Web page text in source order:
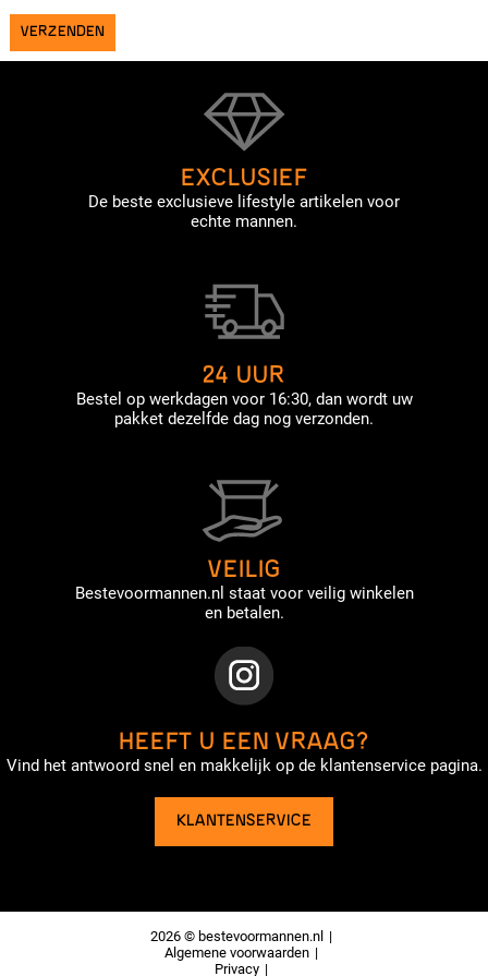
EXCLUSIEF
De beste exclusieve lifestyle artikelen voor
echte mannen.
24 UUR
Bestel op werkdagen voor 16:30, dan wordt uw
pakket dezelfde dag nog verzonden.
VEILIG
Bestevoormannen.nl staat voor veilig winkelen
en betalen.
HEEFT U EEN VRAAG?
Vind het antwoord snel en makkelijk op de klantenservice pagina.
KLANTENSERVICE
2026 © bestevoormannen.nl
Algemene voorwaarden
Privacy